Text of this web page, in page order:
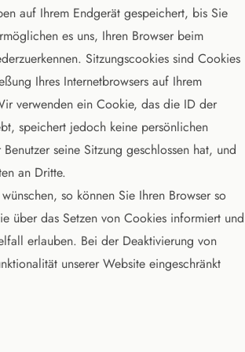
auf Ihrem Endgerät gespeichert, bis Sie
es uns, Ihren Browser beim
Sitzungscookies sind Cookies
Ihres Internetbrowsers auf Ihrem
verwenden ein Cookie, das die ID der
speichert jedoch keine persönlichen
seine Sitzung geschlossen hat, und
an Dritte.
so können Sie Ihren Browser so
über das Setzen von Cookies informiert und
erlauben. Bei der Deaktivierung von
unserer Website eingeschränkt